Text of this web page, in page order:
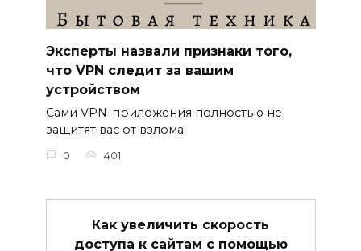
Эксперты назвали признаки того,
что VPN следит за вашим
устройством
Сами VPN-приложения полностью не
защитят вас от взлома
0 401
Как увеличить скорость
доступа к сайтам с помощью